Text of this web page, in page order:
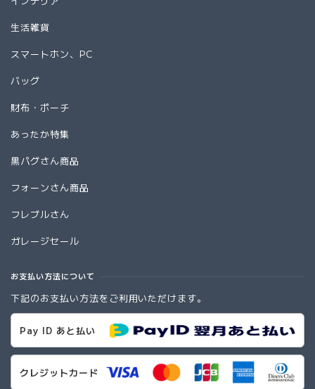
生活雑貨
スマートホン、PC
バッグ
財布・ポーチ
あったか特集
黒パグさん商品
フォーンさん商品
フレブルさん
ガレージセール
お支払い方法について
下記のお支払い方法をご利用いただけます。
Pay ID あと払い
クレジットカード